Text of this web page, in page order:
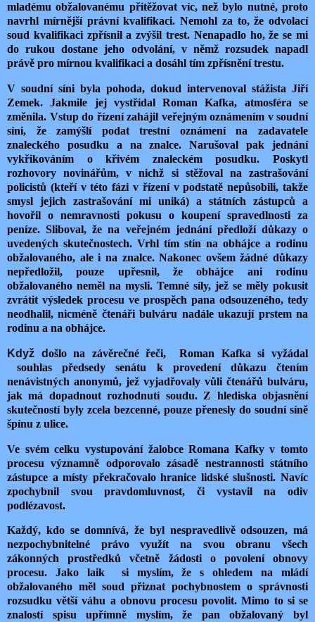
mladému obžalovanému přitěžovat víc, než bylo nutné, proto
navrhl mírnější právní kvalifikaci. Nemohl za to, že odvolací
soud kvalifikaci zpřísnil a zvýšil trest. Nenapadlo ho, že se mi
do rukou dostane jeho odvolání, v němž rozsudek napadl
právě pro mírnou kvalifikaci a dosáhl tím zpřísnění trestu.
V soudní síni byla pohoda, dokud intervenoval stážista Jiří
Zemek. Jakmile jej vystřídal Roman Kafka, atmosféra se
změnila. Vstup do řízení zahájil veřejným oznámením v soudní
síni, že zamýšlí podat trestní oznámení na zadavatele
znaleckého posudku a na znalce. Narušoval pak jednání
vykřikováním o křivém znaleckém posudku. Poskytl
rozhovory novinářům, v nichž si stěžoval na zastrašování
policistů (kteří v této fázi v řízení v podstatě nepůsobili, takže
smysl jejich zastrašování mi uniká) a státních zástupců a
hovořil o nemravnosti pokusu o koupení spravedlnosti za
peníze. Sliboval, že na veřejném jednání předloží důkazy o
uvedených skutečnostech. Vrhl tím stín na obhájce a rodinu
obžalovaného, ale i na znalce. Nakonec ovšem žádné důkazy
nepředložil, pouze upřesnil, že obhájce ani rodinu
obžalovaného neměl na mysli. Temné síly, jež se měly pokusit
zvrátit výsledek procesu ve prospěch pana odsouzeného, tedy
neodhalil, nicméně čtenáři bulváru nadále ukazují prstem na
rodinu a na obhájce.
Když došlo na závěrečné řeči, Roman Kafka si vyžádal
souhlas předsedy senátu k provedení důkazu čtením
nenávistných anonymů, jež vyjadřovaly vůli čtenářů bulváru,
jak má dopadnout rozhodnutí soudu. Z hlediska objasnění
skutečností byly zcela bezcenné, pouze přenesly do soudní síně
špínu z ulice.
Ve svém celku vystupování žalobce Romana Kafky v tomto
procesu významně odporovalo zásadě nestrannosti státního
zástupce a místy překračovalo hranice lidské slušnosti. Navíc
zpochybnil svou pravdomluvnost, či vystavil na odiv
podlézavost.
Každý, kdo se domnívá, že byl nespravedlivě odsouzen, má
nezpochybnitelné právo využít na svou obranu všech
zákonných prostředků včetně žádosti o povolení obnovy
procesu.
Jako laik si myslím, že s ohledem na mládí
obžalovaného měl soud přiznat pochybnostem o správnosti
rozsudku větší váhu a obnovu procesu povolit. Mimo to si se
znalostí spisu upřímně myslím, že pan obžalovaný byl